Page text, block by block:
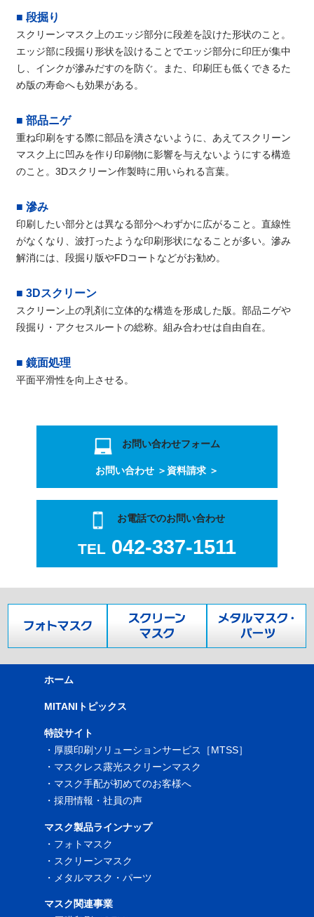
■ 段掘り
スクリーンマスク上のエッジ部分に段差を設けた形状のこと。
エッジ部に段掘り形状を設けることでエッジ部分に印圧が集中
し、インクが滲みだすのを防ぐ。また、印刷圧も低くできるた
め版の寿命へも効果がある。
■ 部品ニゲ
重ね印刷をする際に部品を潰さないように、あえてスクリーン
マスク上に凹みを作り印刷物に影響を与えないようにする構造
のこと。3Dスクリーン作製時に用いられる言葉。
■ 滲み
印刷したい部分とは異なる部分へわずかに広がること。直線性
がなくなり、波打ったような印刷形状になることが多い。滲み
解消には、段掘り版やFDコートなどがお勧め。
■ 3Dスクリーン
スクリーン上の乳剤に立体的な構造を形成した版。部品ニゲや
段掘り・アクセスルートの総称。組み合わせは自由自在。
■ 鏡面処理
平面平滑性を向上させる。
お問い合わせフォーム
お問い合わせ ＞ 資料請求 ＞
お電話でのお問い合わせ
TEL 042-337-1511
ホーム
MITANIトピックス
特設サイト
・ 厚膜印刷ソリューションサービス［MTSS］
・ マスクレス露光スクリーンマスク
・ マスク手配が初めてのお客様へ
・採用情報・社員の声
マスク製品ラインナップ
・ フォトマスク
・ スクリーンマスク
・ メタルマスク・パーツ
マスク関連事業